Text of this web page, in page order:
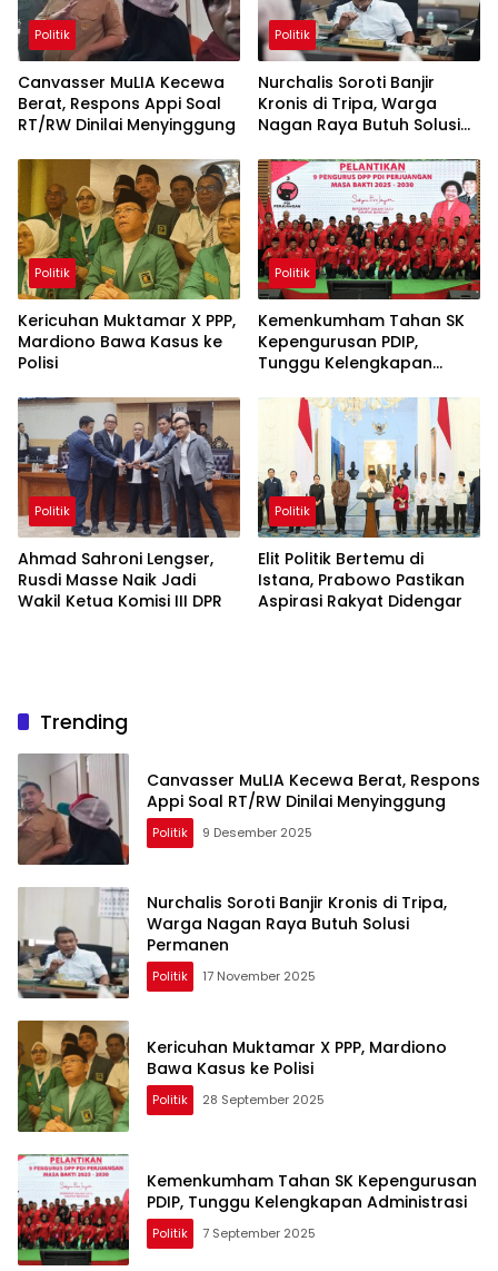
Politik
Canvasser MuLIA Kecewa
Berat, Respons Appi Soal
RT/RW Dinilai Menyinggung
Politik
Nurchalis Soroti Banjir
Kronis di Tripa, Warga
Nagan Raya Butuh Solusi
Politik
Kericuhan Muktamar X PPP,
Mardiono Bawa Kasus ke
Polisi
Politik
Kemenkumham Tahan SK
Kepengurusan PDIP,
Tunggu Kelengkapan
Politik
Ahmad Sahroni Lengser,
Rusdi Masse Naik Jadi
Wakil Ketua Komisi III DPR
Politik
Elit Politik Bertemu di
Istana, Prabowo Pastikan
Aspirasi Rakyat Didengar
Trending
Canvasser MuLIA Kecewa Berat, Respons
Appi Soal RT/RW Dinilai Menyinggung
Politik 9 Desember 2025
Nurchalis Soroti Banjir Kronis di Tripa,
Warga Nagan Raya Butuh Solusi
Permanen
Politik 17 November 2025
Kericuhan Muktamar X PPP, Mardiono
Bawa Kasus ke Polisi
Politik 28 September 2025
Kemenkumham Tahan SK Kepengurusan
PDIP, Tunggu Kelengkapan Administrasi
Politik 7 September 2025